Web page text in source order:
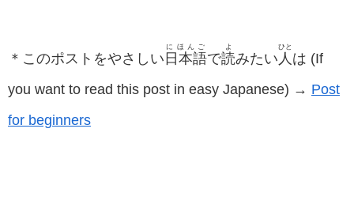
＊このポストをやさしい 日本語
にほんご
で読
よ
みたい 人
ひと
は (If
you want to read this post in easy Japanese) → Post
for beginners